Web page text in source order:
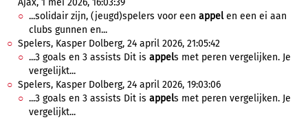
Ajax, 1 mei 2026, 16:03:39
...solidair zijn, (jeugd)spelers voor een appelen een ei aan
clubs gunnen en...
Spelers, Kasper Dolberg, 24 april 2026, 21:05:42
...3 goals en 3 assists Dit is appels met peren vergelijken. Je
vergelijkt...
Spelers, Kasper Dolberg, 24 april 2026, 19:03:06
...3 goals en 3 assists Dit is appels met peren vergelijken. Je
vergelijkt...